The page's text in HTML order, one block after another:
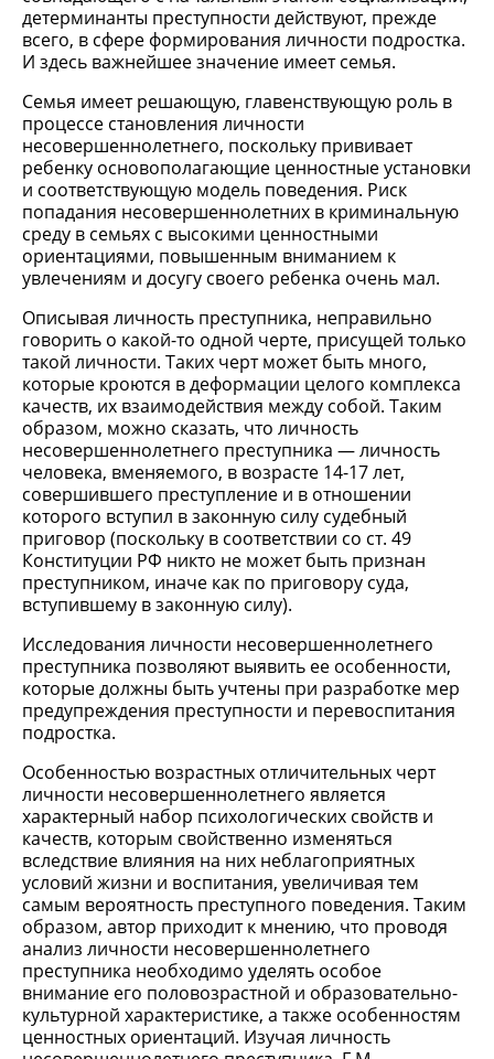
детерминанты преступности действуют, прежде
всего, в сфере формирования личности подростка.
И здесь важнейшее значение имеет семья.
Семья имеет решающую, главенствующую роль в
процессе становления личности
несовершеннолетнего, поскольку прививает
ребенку основополагающие ценностные установки
и соответствующую модель поведения. Риск
попадания несовершеннолетних в криминальную
среду в семьях с высокими ценностными
ориентациями, повышенным вниманием к
увлечениям и досугу своего ребенка очень мал.
Описывая личность преступника, неправильно
говорить о какой-то одной черте, присущей только
такой личности. Таких черт может быть много,
которые кроются в деформации целого комплекса
качеств, их взаимодействия между собой. Таким
образом, можно сказать, что личность
несовершеннолетнего преступника — личность
человека, вменяемого, в возрасте 14-17 лет,
совершившего преступление и в отношении
которого вступил в законную силу судебный
приговор (поскольку в соответствии со ст. 49
Конституции РФ никто не может быть признан
преступником, иначе как по приговору суда,
вступившему в законную силу).
Исследования личности несовершеннолетнего
преступника позволяют выявить ее особенности,
которые должны быть учтены при разработке мер
предупреждения преступности и перевоспитания
подростка.
Особенностью возрастных отличительных черт
личности несовершеннолетнего является
характерный набор психологических свойств и
качеств, которым свойственно изменяться
вследствие влияния на них неблагоприятных
условий жизни и воспитания, увеличивая тем
самым вероятность преступного поведения. Таким
образом, автор приходит к мнению, что проводя
анализ личности несовершеннолетнего
преступника необходимо уделять особое
внимание его половозрастной и образовательно-
культурной характеристике, а также особенностям
ценностных ориентаций. Изучая личность